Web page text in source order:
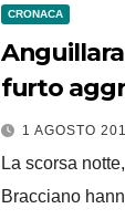
CRONACA
furto
13enni.
1 AGOSTO
La scorsa
Bracciano